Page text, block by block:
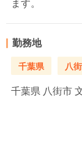
ます。
勤務地
千葉県 八
千葉県 八街市